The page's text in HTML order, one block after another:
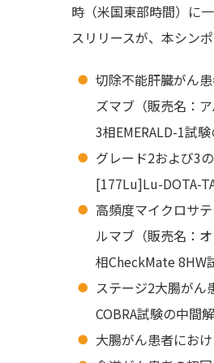
時（米国東部時間）に
スリリースが、本シン
切除不能肝臓がん
ズマブ（販売名：
3相EMERALD-1試
グレード2および3
[177Lu]Lu-DOTA-
高頻度マイクロサ
ルマブ（販売名：
相CheckMate 8HW
ステージ2大腸がん
COBRA試験の中間
大腸がん患者にお